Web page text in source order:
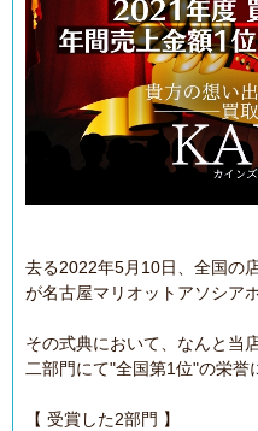
去る2022年5月10日、全国の
が名古屋マリオットアソシア
その式典において、なんと当
二部門にて"全国第1位"の栄誉
【 受賞した2部門 】